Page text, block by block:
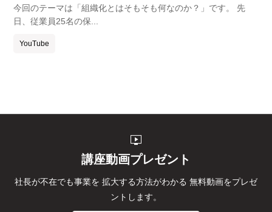
今回のテーマは「組織化とはそもそも何なのか？」です。 先
日、従業員25名の保...
YouTube
live_tv
講座動画プレゼント
社長が不在でも事業を 拡大する方法がわかる 無料動画をプレゼ
ントします。